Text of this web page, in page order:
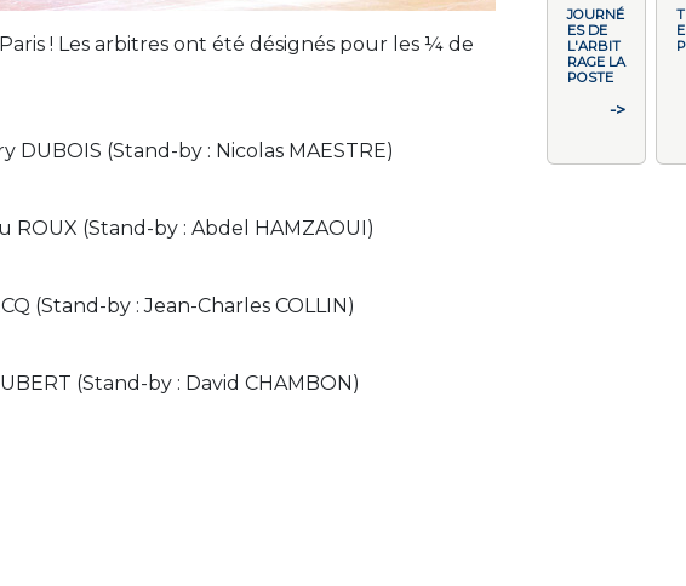
! Les arbitres ont été désignés pour les ¼ de
(Stand-by : Nicolas MAESTRE)
ROUX (Stand-by : Abdel HAMZAOUI)
(Stand-by : Jean-Charles COLLIN)
(Stand-by : David CHAMBON)
JOURNÉ
ES DE
L'ARBIT
RAGE LA
POSTE
->